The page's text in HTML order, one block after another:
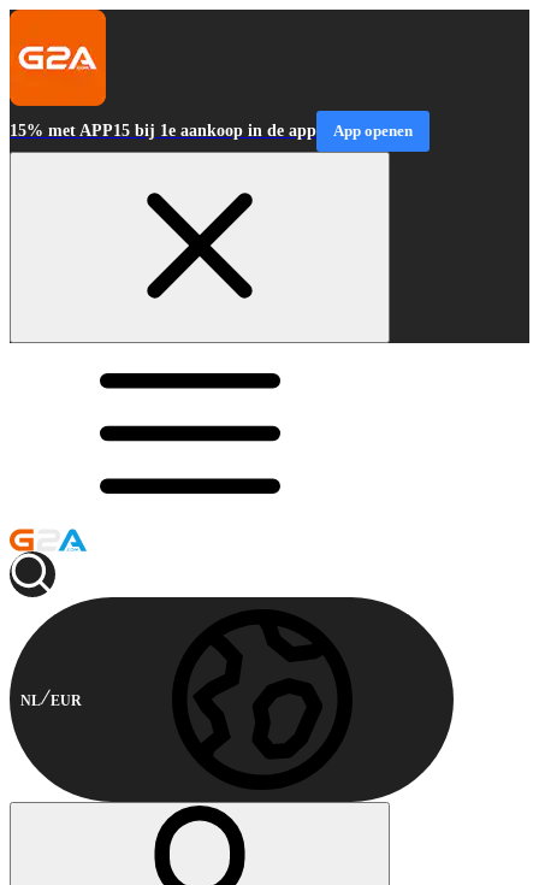
15% met APP15 bij 1e aankoop in de app App openen
NL EUR